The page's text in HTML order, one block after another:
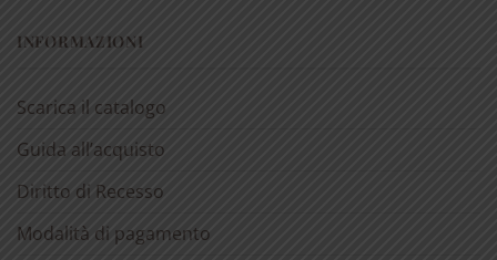
INFORMAZIONI
Scarica il catalogo
Guida all’acquisto
Diritto di Recesso
Modalità di pagamento